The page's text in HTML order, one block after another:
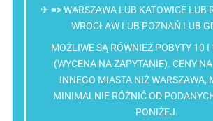
✈ =>WARSZAWA LUB KATOWICE LUB
WROCŁAW LUB POZNAŃ LUB
MOŻLIWE SĄ RÓWNIEŻ POBYTY 10 I
(WYCENA NA ZAPYTANIE). CENY
INNEGO MIASTA NIŻ WARSZAWA,
MINIMALNIE RÓŻNIĆ OD
PONIŻEJ.